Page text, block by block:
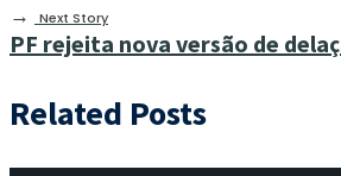
→ Next Story
PF rejeita nova versão de
Related Posts